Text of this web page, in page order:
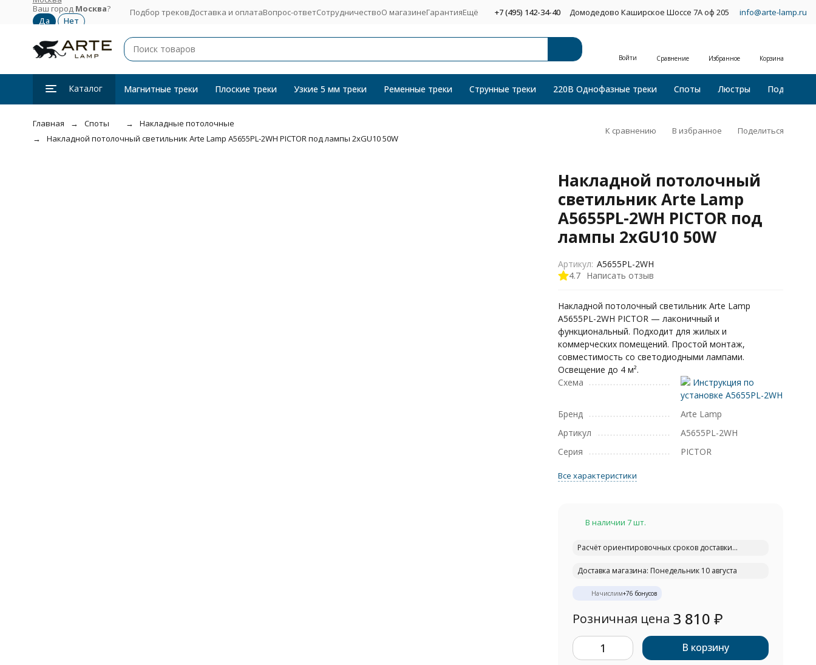
Ваш город Москва? Подбор трековДоставка и оплатаВопрос-ответСотрудничествоО магазинеГарантияЕщё +7 (495) 142-34-40 Домодедово Каширское Шоссе 7А оф 205 info@arte-lamp.ru
Войти Сравнение Избранное Корзина
Каталог Магнитные треки Плоские треки Узкие 5 мм треки Ременные треки Струнные треки 220В Однофазные треки Споты Люстры Подвесные
Главная Споты
Накладные потолочные
Накладной потолочный светильник Arte Lamp A5655PL-2WH PICTOR под лампы 2xGU10 50W
К сравнению В избранное Поделиться
Накладной потолочный
светильник Arte Lamp
A5655PL-2WH PICTOR под
лампы 2xGU10 50W
4.7 Написать отзыв
Артикул: A5655PL-2WH
Накладной потолочный светильник Arte Lamp
A5655PL-2WH PICTOR — лаконичный и
функциональный. Подходит для жилых и
коммерческих помещений. Простой монтаж,
совместимость со светодиодными лампами.
Освещение до 4 м².
Схема
Инструкция по
установке A5655PL-2WH
Бренд
Arte Lamp
Артикул
A5655PL-2WH
Серия
PICTOR
Все характеристики
В наличии 7 шт.
Расчёт ориентировочных сроков доставки...
Доставка магазина: Понедельник 10 августа
Начислим+76 бонусов
Розничная цена 3 810₽
В корзину